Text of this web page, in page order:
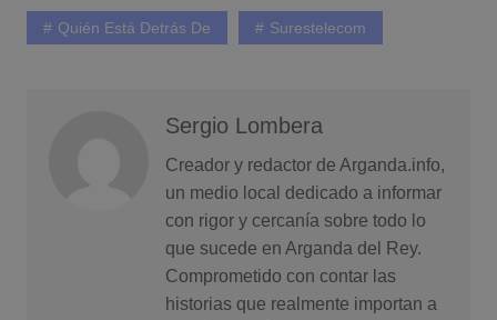
Quién Está Detrás De Surestelecom
Sergio Lombera
Creador y redactor de Arganda.info,
un medio local dedicado a informar
con rigor y cercanía sobre todo lo
que sucede en Arganda del Rey.
Comprometido con contar las
historias que realmente importan a